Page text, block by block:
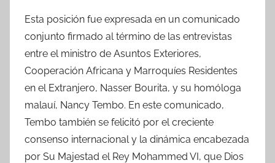
Esta posición fue expresada en un comunicado
conjunto firmado al término de las entrevistas
entre el ministro de Asuntos Exteriores,
Cooperación Africana y Marroquíes Residentes
en el Extranjero, Nasser Bourita, y su homóloga
malauí, Nancy Tembo. En este comunicado,
Tembo también se felicitó por el creciente
consenso internacional y la dinámica encabezada
por Su Majestad el Rey Mohammed VI, que Dios